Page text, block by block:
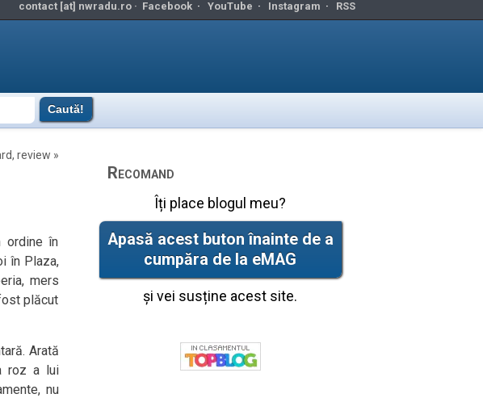
contact [at] nwradu.ro · Facebook· YouTube · Instagram · RSS
review »
ordine în
în Plaza,
mers
plăcut
Arată
roz a lui
nu
Recomand
Îți place blogul meu?
Apasă acest buton înainte de a
cumpăra de la eMAG
și vei susține acest site.